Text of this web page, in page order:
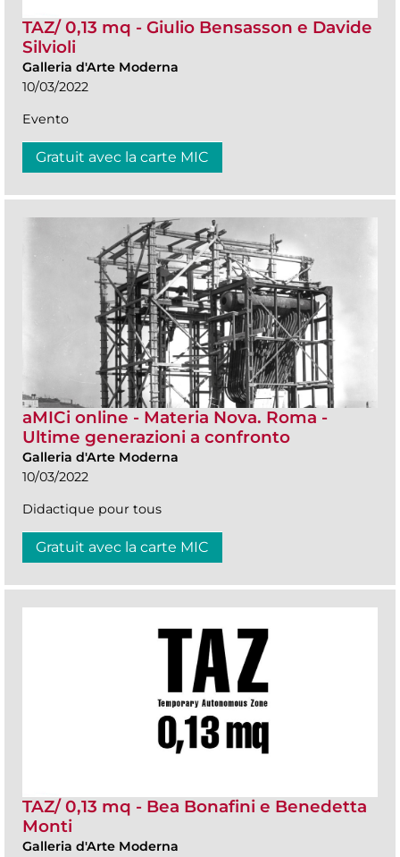
TAZ/ 0,13 mq - Giulio Bensasson e Davide
Silvioli
Galleria d'Arte Moderna
10/03/2022
Evento
Gratuit avec la carte MIC
aMICi online - Materia Nova. Roma -
Ultime generazioni a confronto
Galleria d'Arte Moderna
10/03/2022
Didactique pour tous
Gratuit avec la carte MIC
TAZ/ 0,13 mq - Bea Bonafini e Benedetta
Monti
Galleria d'Arte Moderna